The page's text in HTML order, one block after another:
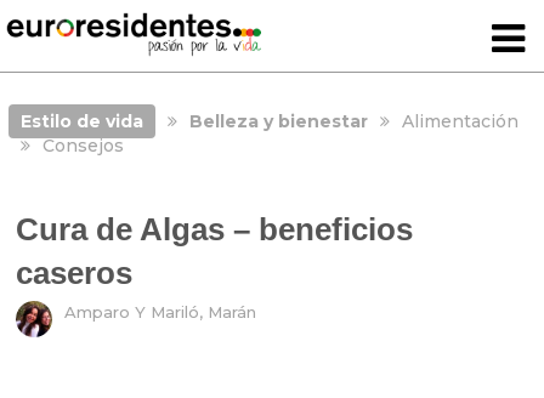
Estilo de vida Belleza y bienestar
Alimentación
Consejos
Cura de Algas – beneficios
caseros
Amparo Y Mariló, Marán